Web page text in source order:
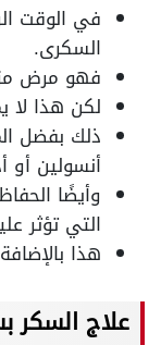
في الوقت
السكرى.
فهو مرض
لكن هذا لا
ذلك بفضل
أنسولين
وأيضًا
التي تؤثر
هذا
علاج السكر